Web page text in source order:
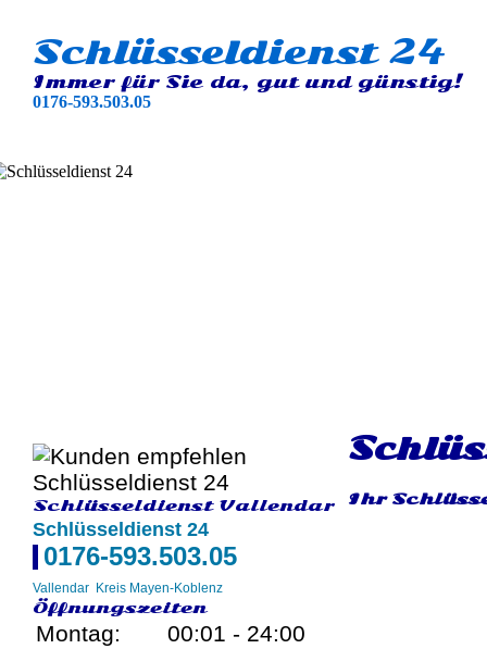
Schlüsseldienst 24
Immer für Sie da, gut und günstig!
0176-593.503.05
Schlüsseldienst Vallendar
Schlüsseldienst 24
0176-593.503.05
Vallendar Kreis Mayen-Koblenz
Öffnungszeiten
Montag:
00:01 - 24:00
Ihr